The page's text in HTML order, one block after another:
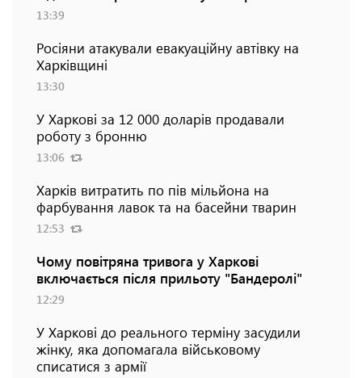
13:39
Росіяни атакували евакуаційну автівку на
Харківщині
13:30
У Харкові за 12 000 доларів продавали
роботу з бронню
13:06
Харків витратить по пів мільйона на
фарбування лавок та на басейни тварин
12:53
Чому повітряна тривога у Харкові
включається після прильоту "Бандеролі"
12:29
У Харкові до реального терміну засудили
жінку, яка допомагала військовому
списатися з армії